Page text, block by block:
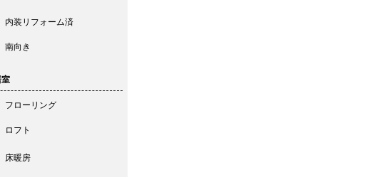
内装リフォーム済
南向き
フローリング
ロフト
床暖房